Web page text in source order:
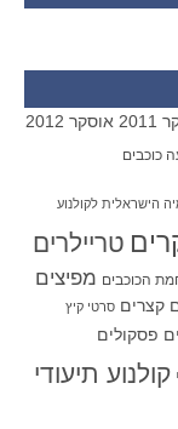
אוסקר 2012
כוכבים
הישראלית לקולנוע
טריילרים
הכוכבים מפיצים
קצרים סרטי קיץ
פסקולים
קולנוע תיעודי